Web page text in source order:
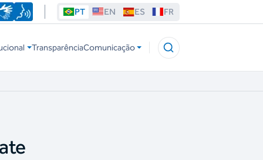
PT EN ES FR
TransparênciaComunicação